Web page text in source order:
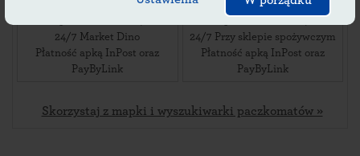
24/7 Market Dino
Płatność apką InPost oraz
PayByLink
ul. Błońska 109,
24/7 Przy sklepie spożywczym
Płatność apką InPost oraz
PayByLink
Skorzystaj z mapki i wyszukiwarki paczkomatów »